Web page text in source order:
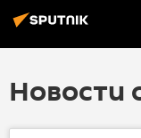
Новости